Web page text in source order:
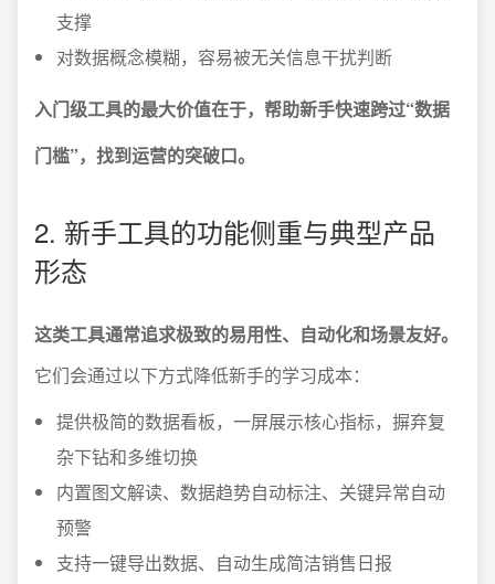
支撑
对数据概念模糊，容易被无关信息干扰判断
入门级工具的最大价值在于，帮助新手快速跨过“数据
门槛”，找到运营的突破口。
2. 新手工具的功能侧重与典型产品
形态
这类工具通常追求极致的易用性、自动化和场景友好。
它们会通过以下方式降低新手的学习成本：
提供极简的数据看板，一屏展示核心指标，摒弃复
杂下钻和多维切换
内置图文解读、数据趋势自动标注、关键异常自动
预警
支持一键导出数据、自动生成简洁销售日报